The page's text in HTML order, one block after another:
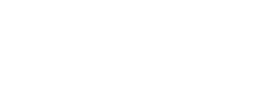
份有限公司」（以下簡稱本公司）所提供，讓
購買商品或服務，並由商店將買賣／分期付款
依約使用本公司帳單繳交帳款。
內，點擊此簡訊中的連結，可透過四大超商／
進行付款，方視為交易完成。
不需立刻繳費，但若您需要取消訂單，請聯絡
意取消之訂單仍視為有效，需透過AFTEE先享
以上)免運費
以上)免運費